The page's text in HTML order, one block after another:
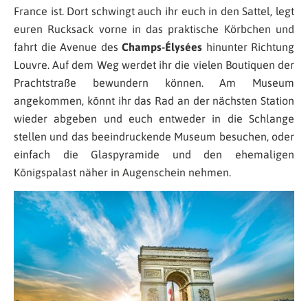
France ist. Dort schwingt auch ihr euch in den Sattel, legt
euren Rucksack vorne in das praktische Körbchen und
fahrt die Avenue des Champs-Élysées hinunter Richtung
Louvre. Auf dem Weg werdet ihr die vielen Boutiquen der
Prachtstraße bewundern können. Am Museum
angekommen, könnt ihr das Rad an der nächsten Station
wieder abgeben und euch entweder in die Schlange
stellen und das beeindruckende Museum besuchen, oder
einfach die Glaspyramide und den ehemaligen
Königspalast näher in Augenschein nehmen.